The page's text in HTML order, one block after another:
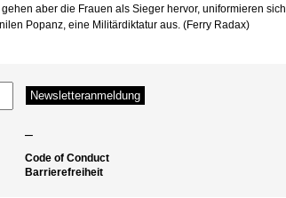
aber die Frauen als Sieger hervor, uniformieren sich
Popanz, eine Militärdiktatur aus. (Ferry Radax)
–
Code of Conduct
Barrierefreiheit